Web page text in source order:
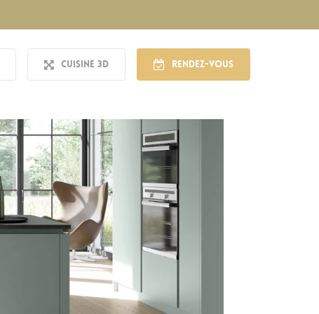
Cuisine 3D Rendez-vous